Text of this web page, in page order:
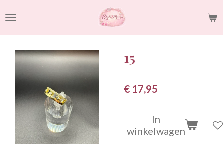
direct
naar
hoofdinhoud
15
€ 17,95
In
winkelwagen